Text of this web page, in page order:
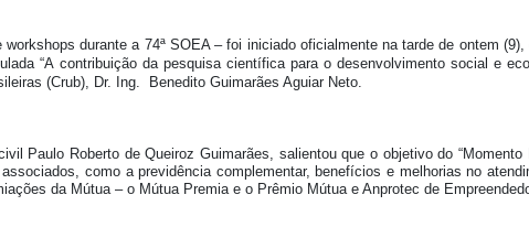
durante a 74ª SOEA – foi iniciado oficialmente na tarde de ontem
“A contribuição da pesquisa científica para o desenvolvimento social e
(Crub), Dr. Ing. Benedito Guimarães Aguiar Neto.
Paulo Roberto de Queiroz Guimarães, salientou que o objetivo do “Momento
como a previdência complementar, benefícios e melhorias no
da Mútua – o Mútua Premia e o Prêmio Mútua e Anprotec de